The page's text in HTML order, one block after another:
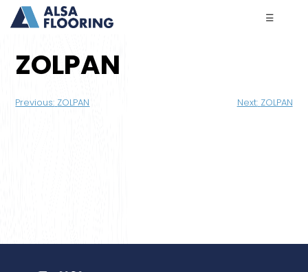
☰
ZOLPAN
Navigation
Previous: ZOLPAN Next: ZOLPAN